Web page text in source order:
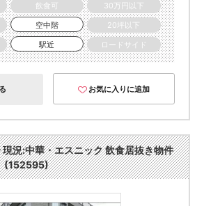
飲食可
30万円以下
空中階
20坪以下
駅近 ロードサイド
お気に入りに追加
況:中華・エスニック 飲食居抜き物件
(152595)